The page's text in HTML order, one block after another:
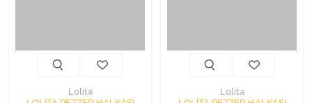
Lolita
Lolita